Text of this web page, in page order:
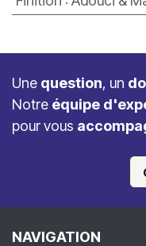
Une question, un
Notre équipe
pour vous
NAVIGATION